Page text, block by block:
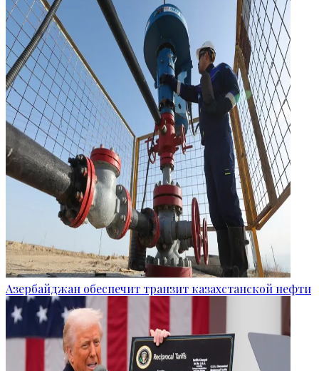
Азербайджан обеспечит транзит казахстанской нефти